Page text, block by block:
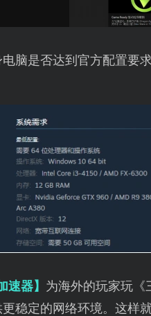
脑是否达到官方配置要
速器】 为海外的玩家玩《
稳定的网络环境。这样